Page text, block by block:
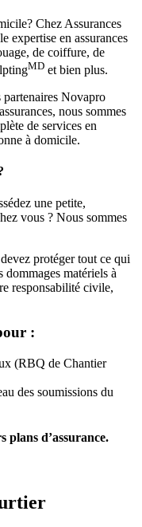
Chez Assurances
expertise en assurances
de coiffure, de
MD et bien plus.
partenaires Novapro
nous sommes
de services en
à domicile.
une petite,
vous ? Nous sommes
protéger tout ce qui
matériels à
responsabilité civile,
:
(RBQ de Chantier
des soumissions du
plans d’assurance.